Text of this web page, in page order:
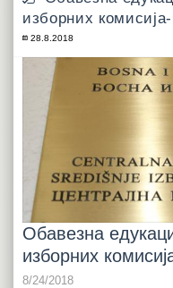
изборних
28.8.2018
Обавезна
изборних
8/24/2018